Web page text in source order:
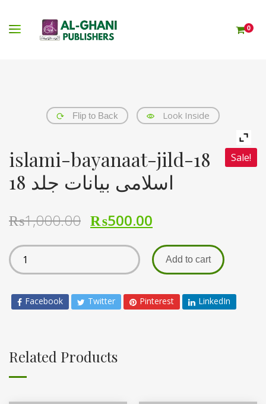
0
Flip to Back Look Inside
Sale!
islami-bayanaat-jild-18
اسلامی بیانات جلد 18
₨1,000.00 ₨500.00
Add to cart
Facebook Twitter Pinterest LinkedIn
Related Products